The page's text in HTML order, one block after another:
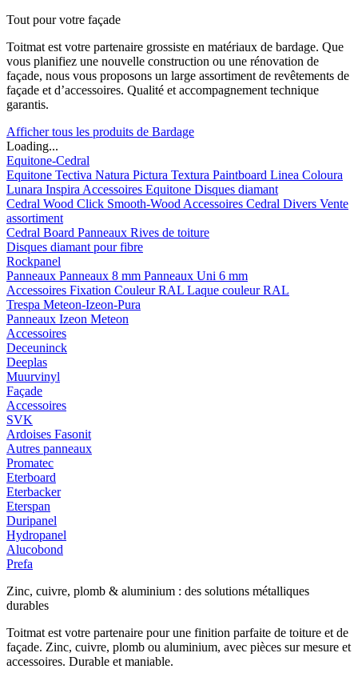
Tout pour votre façade
Toitmat est votre partenaire grossiste en matériaux de bardage. Que
vous planifiez une nouvelle construction ou une rénovation de
façade, nous vous proposons un large assortiment de revêtements de
façade et d’accessoires. Qualité et accompagnement technique
garantis.
Afficher tous les produits de Bardage
Loading...
Equitone-Cedral
Equitone Tectiva Natura Pictura Textura Paintboard Linea Coloura
Lunara Inspira Accessoires Equitone Disques diamant
Cedral Wood Click Smooth-Wood Accessoires Cedral Divers Vente
assortiment
Cedral Board Panneaux Rives de toiture
Disques diamant pour fibre
Rockpanel
Panneaux Panneaux 8 mm Panneaux Uni 6 mm
Accessoires Fixation Couleur RAL Laque couleur RAL
Trespa Meteon-Izeon-Pura
Panneaux Izeon Meteon
Accessoires
Deceuninck
Deeplas
Muurvinyl
Façade
Accessoires
SVK
Ardoises Fasonit
Autres panneaux
Promatec
Eterboard
Eterbacker
Eterspan
Duripanel
Hydropanel
Alucobond
Prefa
Zinc, cuivre, plomb & aluminium : des solutions métalliques
durables
Toitmat est votre partenaire pour une finition parfaite de toiture et de
façade. Zinc, cuivre, plomb ou aluminium, avec pièces sur mesure et
accessoires. Durable et maniable.